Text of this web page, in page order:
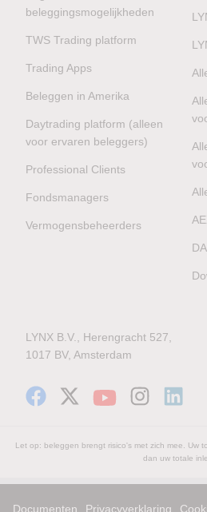
beleggingsmogelijkheden
TWS Trading platform
Trading Apps
Beleggen in Amerika
Daytrading platform (alleen
voor ervaren beleggers)
Professional Clients
Fondsmanagers
Vermogensbeheerders
LYNX B.V., Herengracht 527,
1017 BV, Amsterdam
Let op: beleggen brengt risico's met zich mee. Uw
dan uw totale
Documenten Privacyverklaring